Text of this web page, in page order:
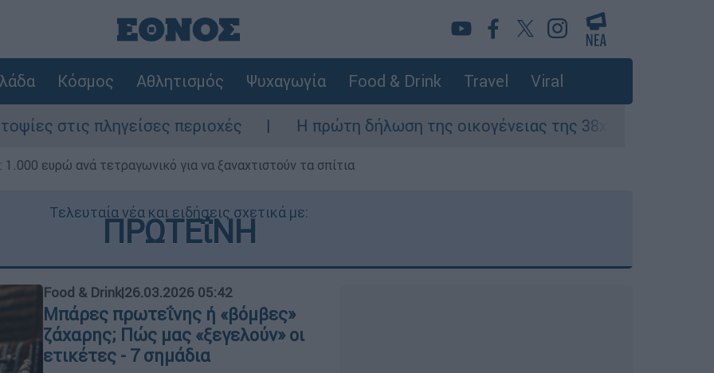
Κόσμος Αθλητισμός Ψυχαγωγία Food & Drink Travel Viral
περιοχές Η πρώτη δήλωση της οικογένειας της 38χρονης Βρετανίδας που
ευρώ ανά τετραγωνικό για να ξαναχτιστούν τα σπίτια
Τελευταία νέα και ειδήσεις σχετικά με:
ΠΡΩΤΕΐΝΗ
Food & Drink|26.03.2026 05:42
Μπάρες πρωτεΐνης ή «βόμβες»
ζάχαρης; Πώς μας «ξεγελούν» οι
ετικέτες - 7 σημάδια